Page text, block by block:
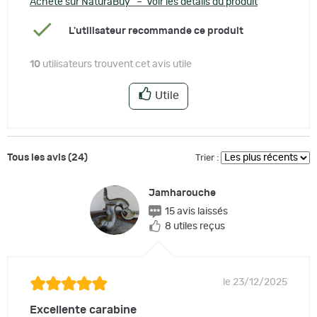
: 3.15
LONGUEUR CROSSE : 360mm
L'utilisateur recommande ce produit
10 utilisateurs trouvent cet avis utile
Utile
Tous les avis (24) Trier :
Jamharouche
15 avis laissés
8 utiles reçus
le 23/12/2025
Excellente carabine